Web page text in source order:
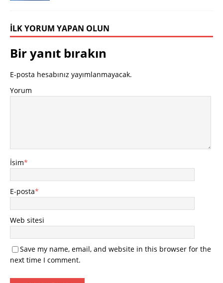
İLK YORUM YAPAN OLUN
Bir yanıt bırakın
E-posta hesabınız yayımlanmayacak.
Yorum
İsim*
E-posta*
Web sitesi
Save my name, email, and website in this browser for the
next time I comment.